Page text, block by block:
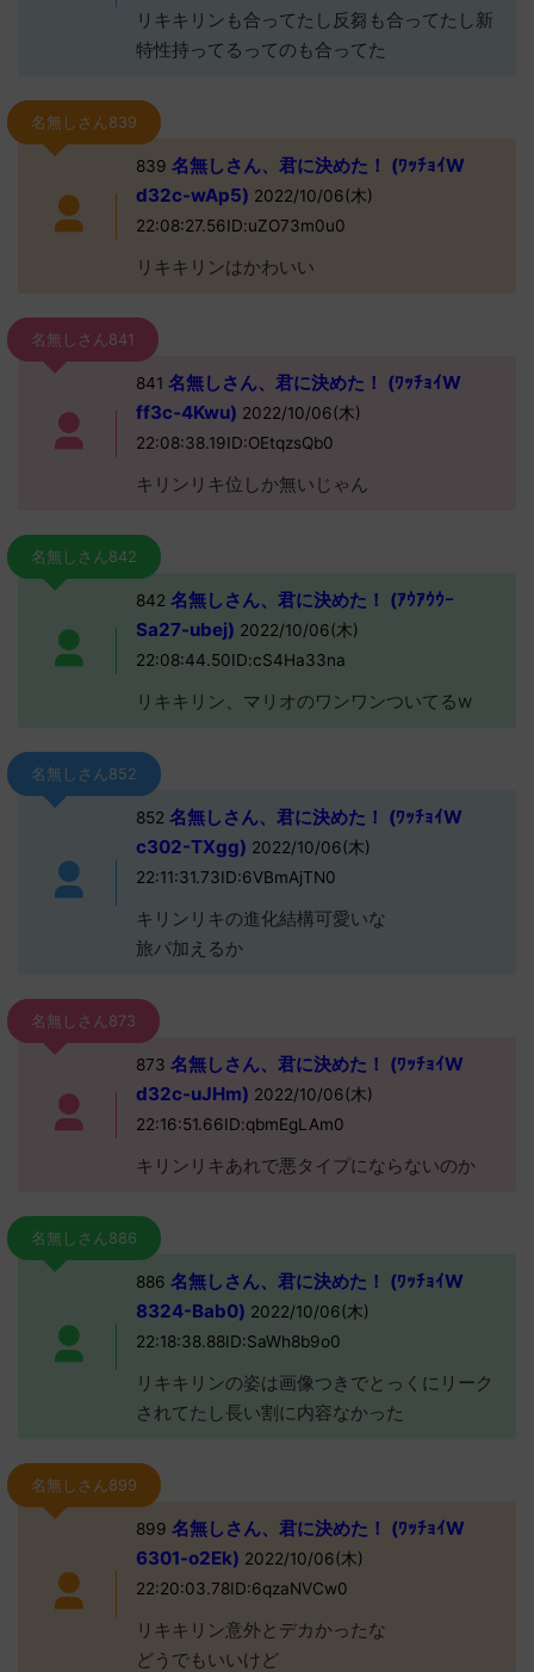
リキキリンも合ってたし反芻も合ってたし新
特性持ってるってのも合ってた
名無しさん839
839 名無しさん、君に決めた！ (ﾜｯﾁｮｲW
d32c-wAp5) 2022/10/06(木)
22:08:27.56ID:uZO73m0u0
リキキリンはかわいい
名無しさん841
841 名無しさん、君に決めた！ (ﾜｯﾁｮｲW
ff3c-4Kwu) 2022/10/06(木)
22:08:38.19ID:OEtqzsQb0
キリンリキ位しか無いじゃん
名無しさん842
842 名無しさん、君に決めた！ (ｱｳｱｳｳｰ
Sa27-ubej) 2022/10/06(木)
22:08:44.50ID:cS4Ha33na
リキキリン、マリオのワンワンついてるw
名無しさん852
852 名無しさん、君に決めた！ (ﾜｯﾁｮｲW
c302-TXgg) 2022/10/06(木)
22:11:31.73ID:6VBmAjTN0
キリンリキの進化結構可愛いな
旅パ加えるか
名無しさん873
873 名無しさん、君に決めた！ (ﾜｯﾁｮｲW
d32c-uJHm) 2022/10/06(木)
22:16:51.66ID:qbmEgLAm0
キリンリキあれで悪タイプにならないのか
名無しさん886
886 名無しさん、君に決めた！ (ﾜｯﾁｮｲW
8324-Bab0) 2022/10/06(木)
22:18:38.88ID:SaWh8b9o0
リキキリンの姿は画像つきでとっくにリーク
されてたし長い割に内容なかった
名無しさん899
899 名無しさん、君に決めた！ (ﾜｯﾁｮｲW
6301-o2Ek) 2022/10/06(木)
22:20:03.78ID:6qzaNVCw0
リキキリン意外とデカかったな
どうでもいいけど